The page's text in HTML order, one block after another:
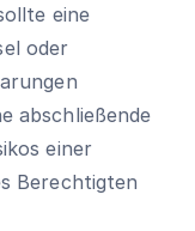
eine
oder
abschließende
einer
Berechtigten